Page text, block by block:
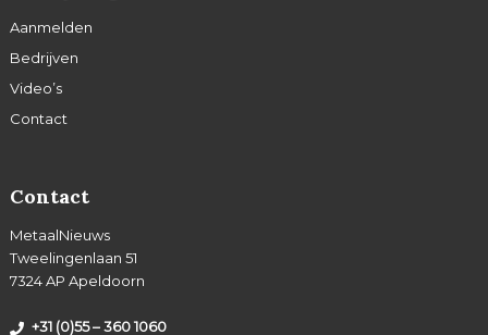
Aanmelden
Bedrijven
Video’s
Contact
Contact
MetaalNieuws
Tweelingenlaan 51
7324 AP Apeldoorn
+31 (0)55 – 360 1060